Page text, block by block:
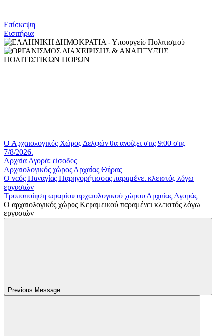
Επίσκεψη
Εισιτήρια
Ο Αρχαιολογικός Χώρος Δελφών θα ανοίξει στις 9:00 στις
7/8/2026.
Aρχαία Αγορά: είσοδος
Αρχαιολογικός χώρος Αρχαίας Θήρας
Ο ναός Παναγίας Παρηγορήτισσας παραμένει κλειστός λόγω
εργασιών
Τροποποίηση ωραρίου αρχαιολογικού χώρου Αρχαίας Αγοράς
Ο αρχαιολογικός χώρος Κεραμεικού παραμένει κλειστός λόγω
εργασιών
Previous Message